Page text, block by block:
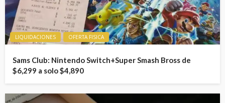
LIQUIDACIONES OFERTA FISICA
Sams Club: Nintendo Switch+Super Smash Bross de
$6,299 a solo $4,890